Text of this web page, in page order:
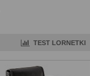
TEST LORNETKI